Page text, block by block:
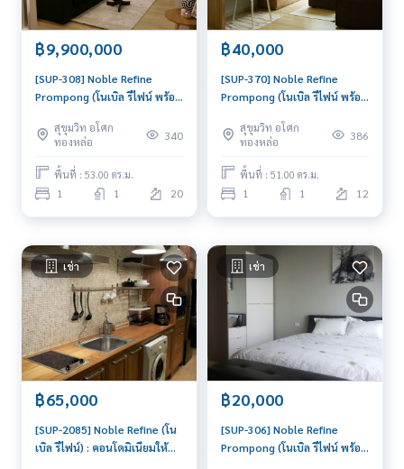
฿9,900,000
[SUP-308] Noble Refine
Prompong (โนเบิล รีไฟน์ พร้อม
นอน ใกล้พร้อมพงษ์ พร้อมเข้าอยู่
ทันที นัดดูห้องได้เลย
สุขุมวิท อโศก
ทองหล่อ
340
พื้นที่ : 53.00 ตร.ม.
1 1 20
฿40,000
[SUP-370] Noble Refine
Prompong (โนเบิล รีไฟน์ พร้อม
ห้องนอน ใกล้พร้อมพงษ์ นัดชม
ได้เลยวันนี้
สุขุมวิท อโศก
ทองหล่อ
386
พื้นที่ : 51.00 ตร.ม.
1 1 12
เช่า
฿65,000
[SUP-2085] Noble Refine (โน
เบิล รีไฟน์) : คอนโดมิเนียมให้
เช่า
฿20,000
[SUP-306] Noble Refine
Prompong (โนเบิล รีไฟน์ พร้อม